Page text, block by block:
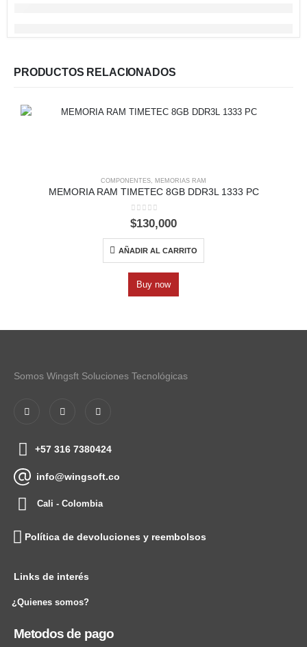
PRODUCTOS RELACIONADOS
COMPONENTES, MEMORIAS RAM
MEMORIA RAM TIMETEC 8GB DDR3L 1333 PC
0out of 5
$130,000
AÑADIR AL CARRITO
Buy now
Somos Wingsft Soluciones Tecnológicas
+57 316 7380424
info@wingsoft.co
Cali - Colombia
Política de devoluciones y reembolsos
Links de interés
¿Quienes somos?
Metodos de pago